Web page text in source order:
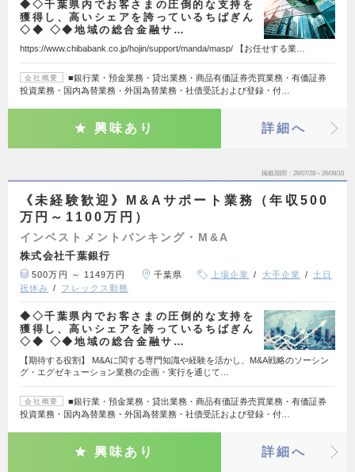
◆◇千葉県内でお客さまの圧倒的な支持を
獲得し、高いシェアを誇っているちばぎん
◇◆ ◇◆地域の総合金融サ…
https://www.chibabank.co.jp/hojin/support/manda/masp/ 【お任せする業…
会社概要
■銀行業・預金業務・貸出業務・商品有価証券売買業務・有価証券
投資業務・国内為替業務・外国為替業務・社債受託および登録・付…
興味あり 詳細へ
掲載期間 26/07/28～26/08/10
《未経験歓迎》M&Aサポート業務（年収500
万円～1100万円）
インベストメントバンキング・M&A
株式会社千葉銀行
500万円 ～ 1149万円 千葉県 上場企業 大手企業
土日
祝休み
フレックス勤務
◆◇千葉県内でお客さまの圧倒的な支持を
獲得し、高いシェアを誇っているちばぎん
◇◆ ◇◆地域の総合金融サ…
【期待する役割】 M&Aに関する専門知識や経験を活かし、M&A戦略のソーシン
グ・エグゼキューション業務の企画・実行を通じて…
会社概要
■銀行業・預金業務・貸出業務・商品有価証券売買業務・有価証券
投資業務・国内為替業務・外国為替業務・社債受託および登録・付…
興味あり 詳細へ